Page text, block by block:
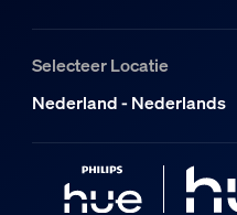
Selecteer Locatie
Nederland - Nederlands